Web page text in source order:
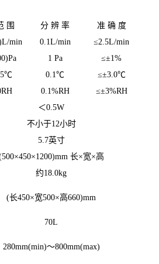
围 分 辨 率
准 确 度
min 0.1L/min ≤2.5L/min
1 Pa ≤±1%
℃ 0.1℃ ≤±3.0℃
0.1%RH ≤±3%RH
＜0.5W
不小于12小时
5.7英寸
450×1200)mm 长×宽×高
约18.0kg
(长450×宽500×高660)mm
70L
280mm(min)～800mm(max)